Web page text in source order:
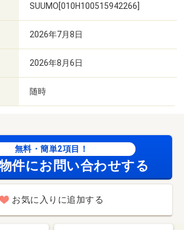
SUUMO[010H100515942266]
2026年7月8日
2026年8月6日
随時
無料・簡単2項目！
件にお問い合わせする
お気に入りに追加する